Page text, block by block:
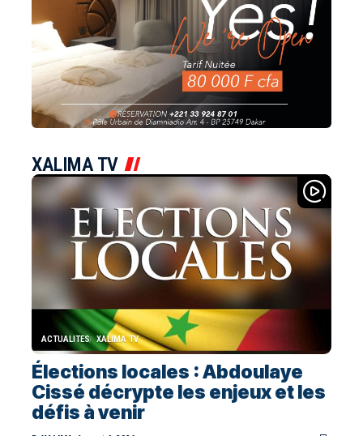
XALIMA TV
ACTUALITES XALIMA TV
Élections locales : Abdoulaye
Cissé décrypte les enjeux et les
défis à venir